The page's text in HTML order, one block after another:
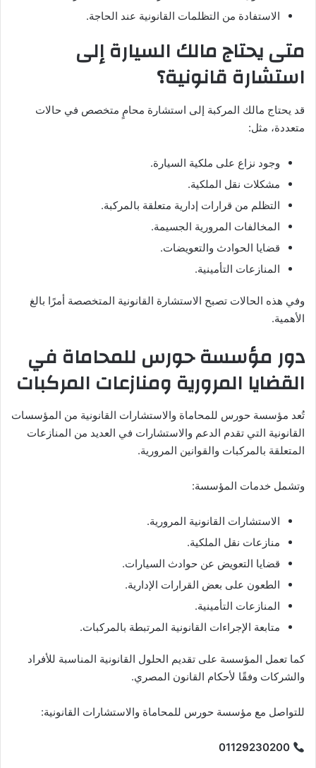
الاستفادة من التظلمات القانونية عند الحاجة.
متى يحتاج مالك السيارة إلى
استشارة قانونية؟
قد يحتاج مالك المركبة إلى استشارة محامٍ متخصص في حالات
متعددة، مثل:
وجود نزاع على ملكية السيارة.
مشكلات نقل الملكية.
التظلم من قرارات إدارية متعلقة بالمركبة.
المخالفات المرورية الجسيمة.
قضايا الحوادث والتعويضات.
المنازعات التأمينية.
وفي هذه الحالات تصبح الاستشارة القانونية المتخصصة أمرًا بالغ
الأهمية.
دور مؤسسة حورس للمحاماة في
القضايا المرورية ومنازعات المركبات
تُعد مؤسسة حورس للمحاماة والاستشارات القانونية من المؤسسات
القانونية التي تقدم الدعم والاستشارات في العديد من المنازعات
المتعلقة بالمركبات والقوانين المرورية.
وتشمل خدمات المؤسسة:
الاستشارات القانونية المرورية.
منازعات نقل الملكية.
قضايا التعويض عن حوادث السيارات.
الطعون على بعض القرارات الإدارية.
المنازعات التأمينية.
متابعة الإجراءات القانونية المرتبطة بالمركبات.
كما تعمل المؤسسة على تقديم الحلول القانونية المناسبة للأفراد
والشركات وفقًا لأحكام القانون المصري.
للتواصل مع مؤسسة حورس للمحاماة والاستشارات القانونية:
01129230200